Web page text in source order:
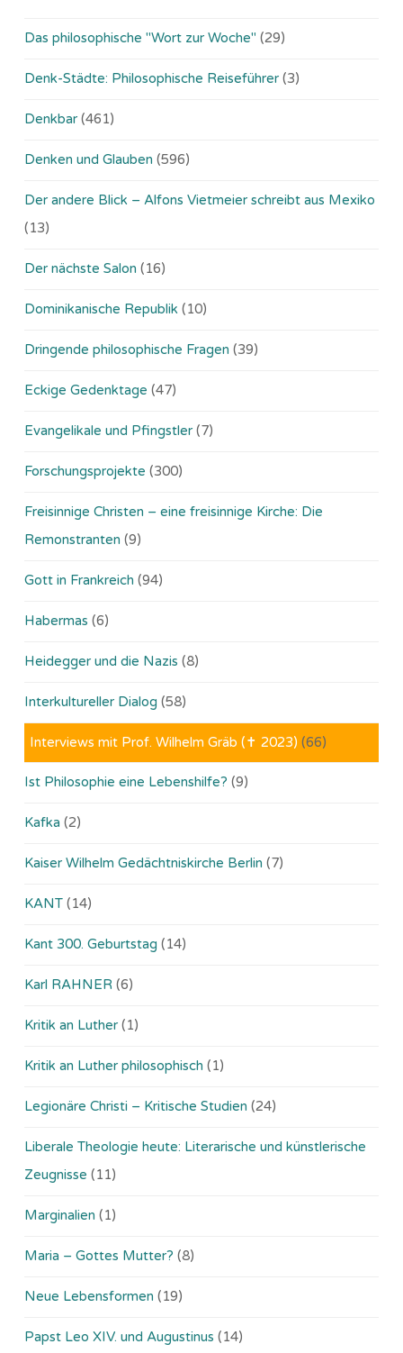
Das philosophische "Wort zur Woche" (29)
Denk-Städte: Philosophische Reiseführer (3)
Denkbar (461)
Denken und Glauben (596)
Der andere Blick – Alfons Vietmeier schreibt aus Mexiko
(13)
Der nächste Salon (16)
Dominikanische Republik (10)
Dringende philosophische Fragen (39)
Eckige Gedenktage (47)
Evangelikale und Pfingstler (7)
Forschungsprojekte (300)
Freisinnige Christen – eine freisinnige Kirche: Die
Remonstranten (9)
Gott in Frankreich (94)
Habermas (6)
Heidegger und die Nazis (8)
Interkultureller Dialog (58)
Interviews mit Prof. Wilhelm Gräb (✝ 2023) (66)
Ist Philosophie eine Lebenshilfe? (9)
Kafka (2)
Kaiser Wilhelm Gedächtniskirche Berlin (7)
KANT (14)
Kant 300. Geburtstag (14)
Karl RAHNER (6)
Kritik an Luther (1)
Kritik an Luther philosophisch (1)
Legionäre Christi – Kritische Studien (24)
Liberale Theologie heute: Literarische und künstlerische
Zeugnisse (11)
Marginalien (1)
Maria – Gottes Mutter? (8)
Neue Lebensformen (19)
Papst Leo XIV. und Augustinus (14)